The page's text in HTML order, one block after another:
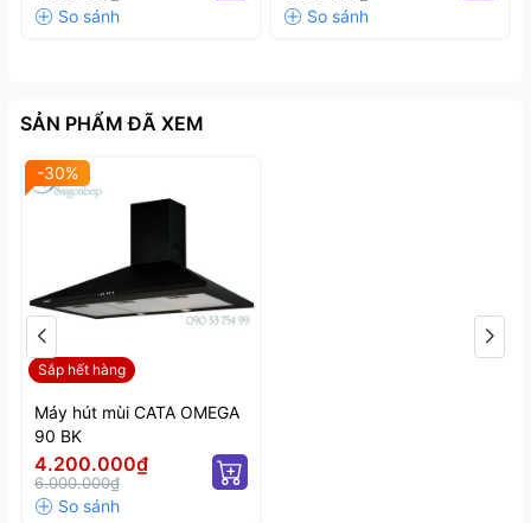
SẢN PHẨM ĐÃ XEM
Sắp hết hàng
-30%
Máy hút mùi CATA OMEGA
90 BK
4.200.000₫
6.000.000₫